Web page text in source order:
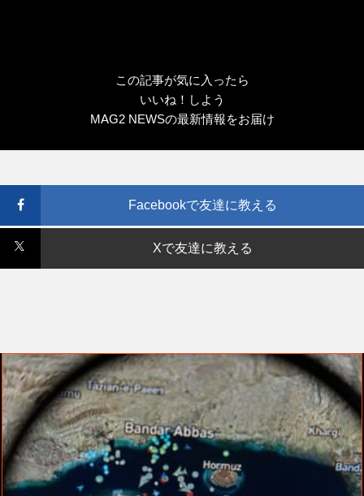
この記事が気に入ったら
いいね！しよう
MAG2 NEWSの最新情報をお届け
Facebookで友達に教える
Xで友達に教える